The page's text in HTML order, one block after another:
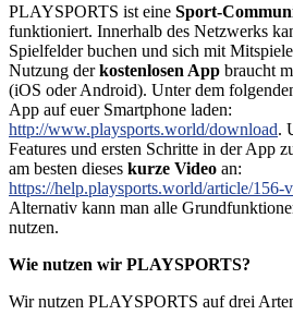
PLAYSPORTS ist eine Sport-
funktioniert. Innerhalb des Netzwerks
Spielfelder buchen und sich mit
Nutzung derkostenlosen App braucht
(iOS oder Android). Unter dem
App auf euer Smartphone laden:
http://www.playsports.world/download.
Features und ersten Schritte in der App
am besten dieses kurze Video an:
https://help.playsports.world/article/156-
Alternativ kann man alle
nutzen.
Wie nutzen wir PLAYSPORTS?
Wir nutzen PLAYSPORTS auf drei